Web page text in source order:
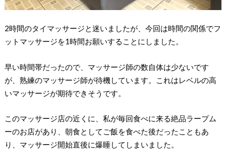
2時間のタイマッサージと迷いましたが、今回は時間の関係でフ
ットマッサージを1時間お願いすることにしました。
早い時間帯だったので、マッサージ師の数自体は少ないです
が、熟練のマッサージ師が待機しています。これはレベルの高
いマッサージが期待できそうです。
このマッサージ店の近くに、私が毎回食べに来る絶品ラープム
ーのお店があり、朝食としてご飯を食べた後だったこともあ
り、マッサージ開始直後に爆睡してしまいました。